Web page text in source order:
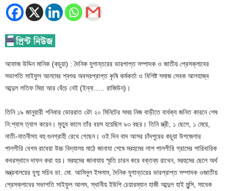
আফাজ উদ্দিন মানিক (কচুয়া) : দৈনিক যুগান্তরের ভারপাপ্ত সম্পাদক ও জাতীয় প্রেসক্লাবের
সভাপতি সাইফুল আলমের শ্বশুর অবসরপ্রাপ্ত কৃষি কর্মকর্তা ও বিশিষ্ট সমাজ সেবক আলহাজ্ব
আব্দুল লতিফ মিয়া আর বেঁচে নেই (ইন্না….. রাজিউন)।
তিনি ১৯ জানুয়ারী শনিবার ভোররাত ৩টা ২০ মিনিটের সময় নিজ বাড়ীতে বার্ধক্য জনিত কারনে শেষ
নি:শ্বাস ত্যাগ করেন। মৃত্যু কালে তাঁর বয়স হয়েছিল ৯৩ বছর। তিনি স্ত্রী, ১ ছেলে, ১ মেয়ে,
নাতী-নাতনীসহ বহু গুনগ্রাহী রেখে গেছেন। ওই দিন বাদ আসর চাঁদপুরের কচুয়া উপজেলার
পালগীরি বেগম রাবেয়া উচ্চ বিদ্যালয় মাঠে জানাযা শেষে মরহুমের লাশ পালগীরি গ্রামের পারিবারিক
কবরস্থানে দাফন করা হয়। মরহুমের জানাযায় স্মৃতি চারন করে বক্তব্য রাখেন, মরহুমের ছেলে অর্থ
মন্ত্রনালয়ের যুগ্ম সচিব ডা. মো. আমিনুল ইসলাম, দৈনিক যুগান্তরের ভারপ্রাপ্ত সম্পাদক ওজাতীয়
প্রেসক্লাবের সভাপতি সাইফুল আলম, স্থানীয় ইউপি চেয়ারম্যান হাজী আব্দুল হাই মুন্সি, সাবেক